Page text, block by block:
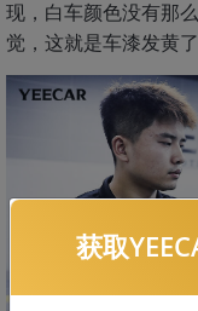
现，白车颜色没有那
觉，这就是车漆发黄了
获取